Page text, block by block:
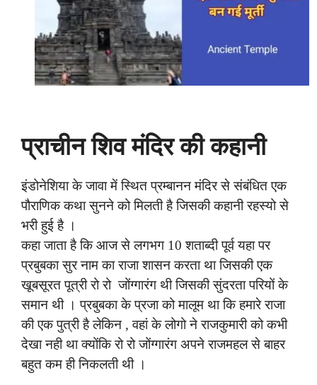
प्राचीन शिव मंदिर की कहानी
इंडोनेशिया के जावा में स्थित प्रम्बानन मंदिर से संबंधित एक
पौराणिक कथा सुनने को मिलती है जिसकी कहानी रहस्यो से
भरी हुई है ।
कहा जाता है कि आज से लगभग 10 शताब्दी पूर्व यहा पर
प्रबुबका सुर नाम का राजा शासन करता था जिसकी एक
खूबसूरत पूत्री रो रो जोंग्गारंग थी जिसकी सुंदरता परियोके
समान थी । प्रबुबका के प्रजा को मालूम था कि हमारे राजा
की एक पुत्री है लेकिन , वहां के लोगो ने राजकुमारी को कभी
देखा नही था क्योंकि रो रो जोंग्गारंग अपने राजमहल से बाहर
बहुत कम ही निकलती थी ।